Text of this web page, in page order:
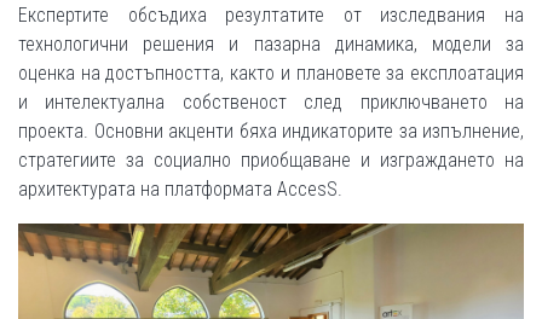
Експертите обсъдиха резултатите от изследвания на
технологични решения и пазарна динамика, модели за
оценка на достъпността, както и плановете за експлоатация
и интелектуална собственост след приключването на
проекта. Основни акценти бяха индикаторите за изпълнение,
стратегиите за социално приобщаване и изграждането на
архитектурата на платформата AccesS.